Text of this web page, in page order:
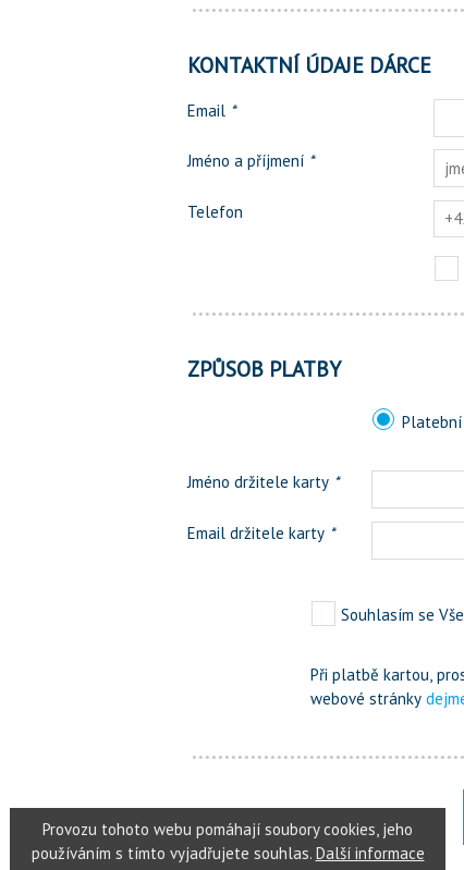
KONTAKTNÍ ÚDAJE DÁRCE
Email *
Jméno a příjmení *
Telefon
ZPŮSOB PLATBY
Jméno držitele karty *
Email držitele karty *
Souhlasím se
Při platbě kartou,
webové stránky